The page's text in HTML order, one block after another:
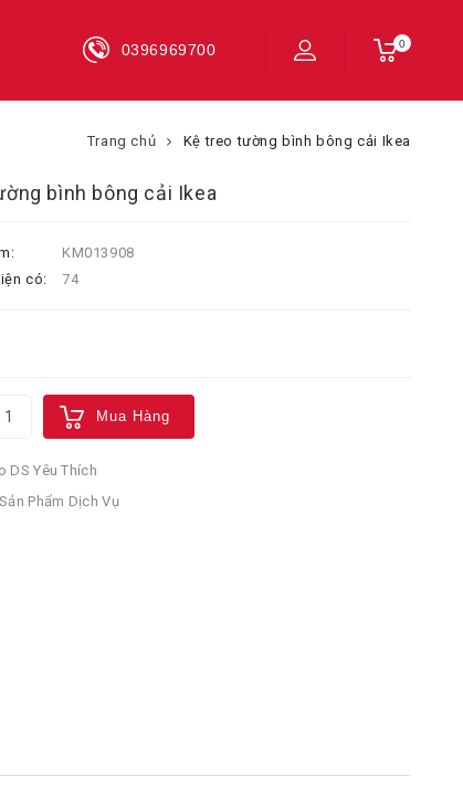
0
0396969700
Trang chủ Kệ treo tường bình bông cải Ikea
bình bông cải Ikea
KM013908
có:
74
Mua Hàng
DS Yêu Thích
Phẩm Dịch Vụ